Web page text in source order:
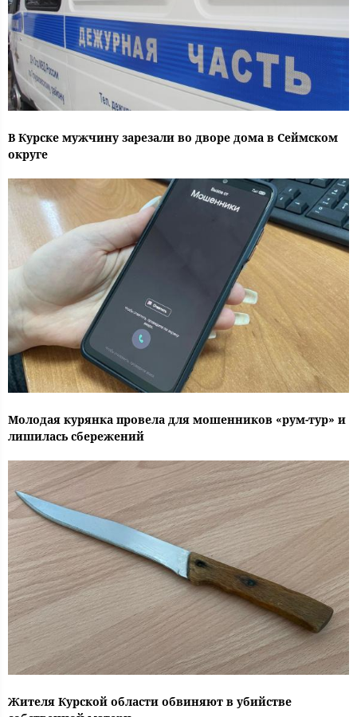
В Курске мужчину зарезали во дворе дома в Сеймском
округе
Молодая курянка провела для мошенников «рум-тур» и
лишилась сбережений
Жителя Курской области обвиняют в убийстве